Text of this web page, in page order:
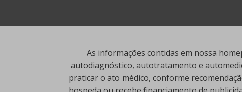
As informações contidas em nossa
autodiagnóstico, autotratamento e
praticar o ato médico, conforme